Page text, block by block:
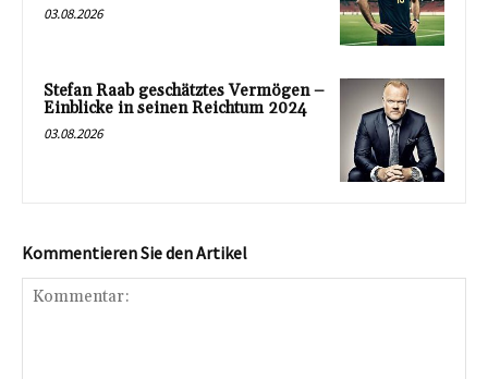
03.08.2026
Stefan Raab geschätztes Vermögen –
Einblicke in seinen Reichtum 2024
03.08.2026
Kommentieren Sie den Artikel